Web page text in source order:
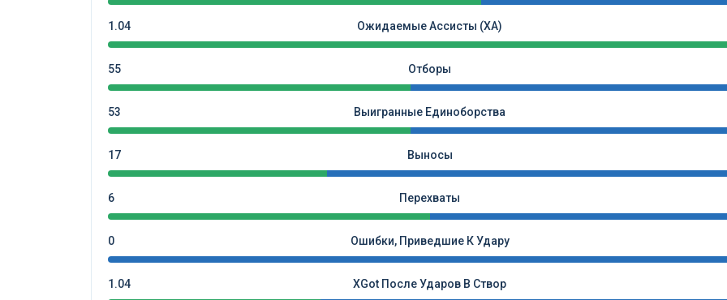
1.04 Ожидаемые Ассисты (xA)
55 Отборы
53 Выигранные Единоборства
17 Выносы
6 Перехваты
0 Ошибки, Приведшие К Удару
1.04 XGot После Ударов В Створ